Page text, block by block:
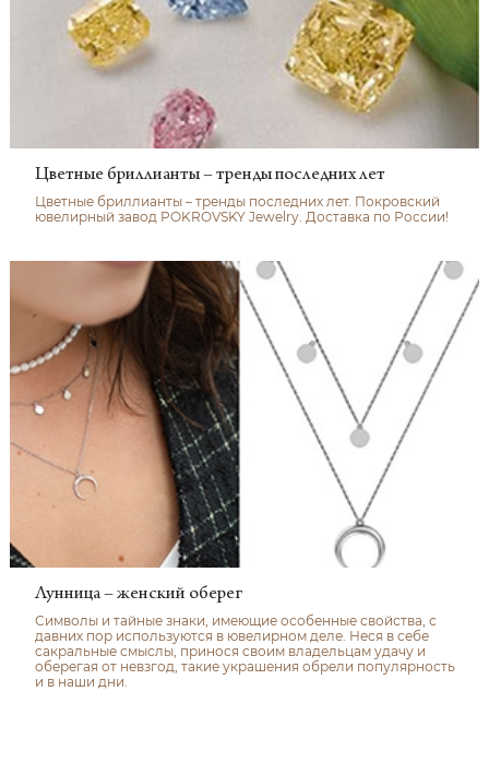
Цветные бриллианты – тренды последних лет
Цветные бриллианты – тренды последних лет. Покровский
ювелирный завод POKROVSKY Jewelry. Доставка по России!
Лунница – женский оберег
Символы и тайные знаки, имеющие особенные свойства, с
давних пор используются в ювелирном деле. Неся в себе
сакральные смыслы, принося своим владельцам удачу и
оберегая от невзгод, такие украшения обрели популярность
и в наши дни.